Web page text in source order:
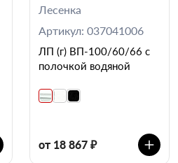
Лесенка
Артикул: 037041006
ЛП (г) ВП-100/60/66 с
полочкой водяной
от 18 867 ₽